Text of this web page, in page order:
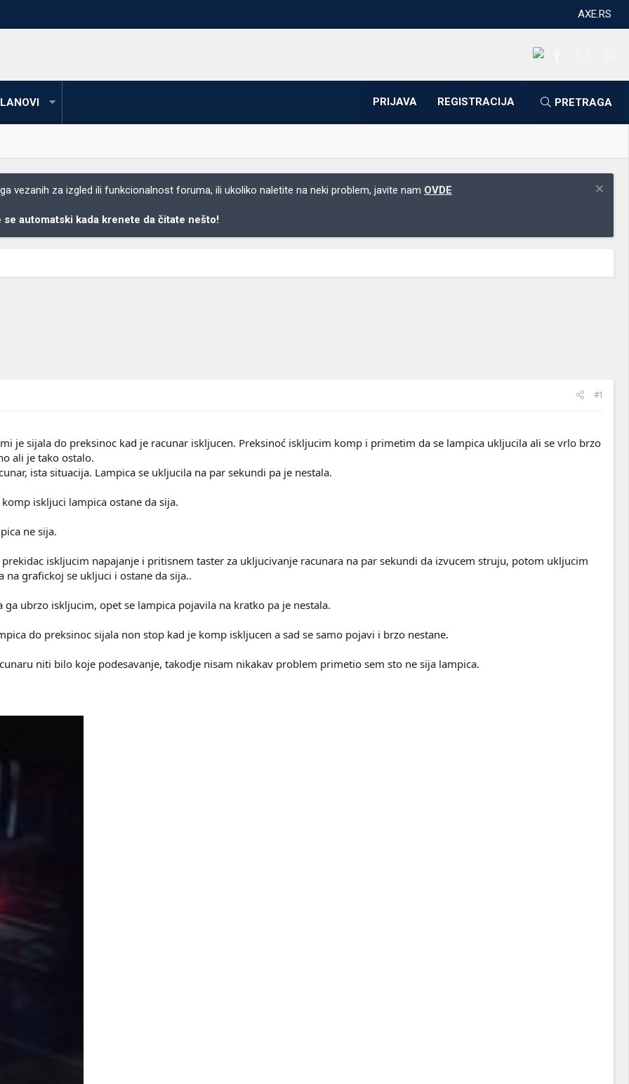
AXE.RS
PRIJAVA REGISTRACIJA PRETRAGA
vezanih za izgled ili funkcionalnost foruma, ili ukoliko naletite na neki problem, javite nam OVDE
se automatski kada krenete da čitate nešto!
#1
je sijala do preksinoc kad je racunar iskljucen. Preksinoć iskljucim komp i primetim da se lampica ukljucila ali se vrlo brzo
ali je tako ostalo.
ista situacija. Lampica se ukljucila na par sekundi pa je nestala.
iskljuci lampica ostane da sija.
ne sija.
iskljucim napajanje i pritisnem taster za ukljucivanje racunara na par sekundi da izvucem struju, potom ukljucim
na grafickoj se ukljuci i ostane da sija..
ubrzo iskljucim, opet se lampica pojavila na kratko pa je nestala.
do preksinoc sijala non stop kad je komp iskljucen a sad se samo pojavi i brzo nestane.
niti bilo koje podesavanje, takodje nisam nikakav problem primetio sem sto ne sija lampica.